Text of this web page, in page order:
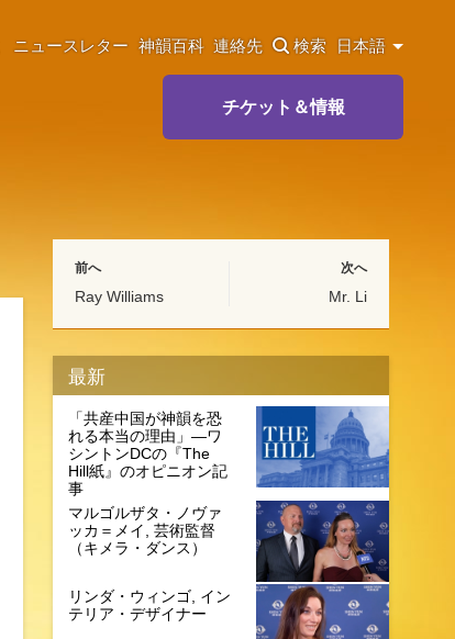
ニュースレター 神韻百科 連絡先 検索 日本語
チケット＆情報
前へ
Ray Williams
次へ
Mr. Li
最新
「共産中国が神韻を恐
れる本当の理由」―ワ
シントンDCの『The
Hill紙』のオピニオン記
事
マルゴルザタ・ノヴァ
ッカ＝メイ, 芸術監督
（キメラ・ダンス）
リンダ・ウィンゴ, イン
テリア・デザイナー